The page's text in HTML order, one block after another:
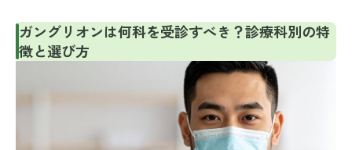
ガングリオンは何科を受診すべき？診療科別の特
徴と選び方